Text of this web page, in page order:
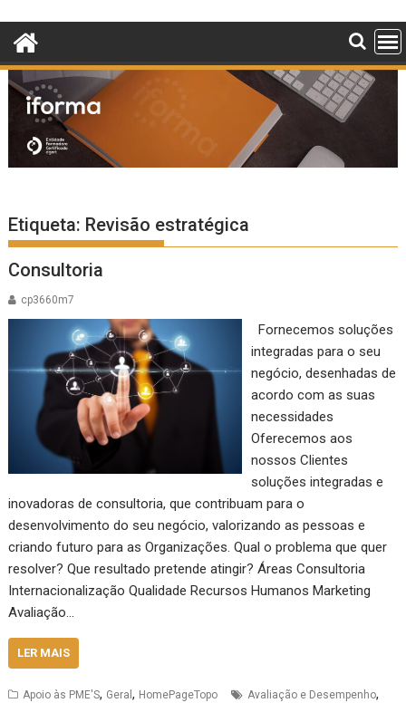
content
Etiqueta: Revisão estratégica
Consultoria
cp3660m7
Fornecemos soluções
integradas para o seu
negócio, desenhadas de
acordo com as suas
necessidades
Oferecemos aos
nossos Clientes
soluções integradas e
inovadoras de consultoria, que contribuam para o
desenvolvimento do seu negócio, valorizando as pessoas e
criando futuro para as Organizações. Qual o problema que quer
resolver? Que resultado pretende atingir? Áreas Consultoria
Internacionalização Qualidade Recursos Humanos Marketing
Avaliação…
LER MAIS
Apoio às PME'S, Geral, HomePageTopo Avaliação e Desempenho,